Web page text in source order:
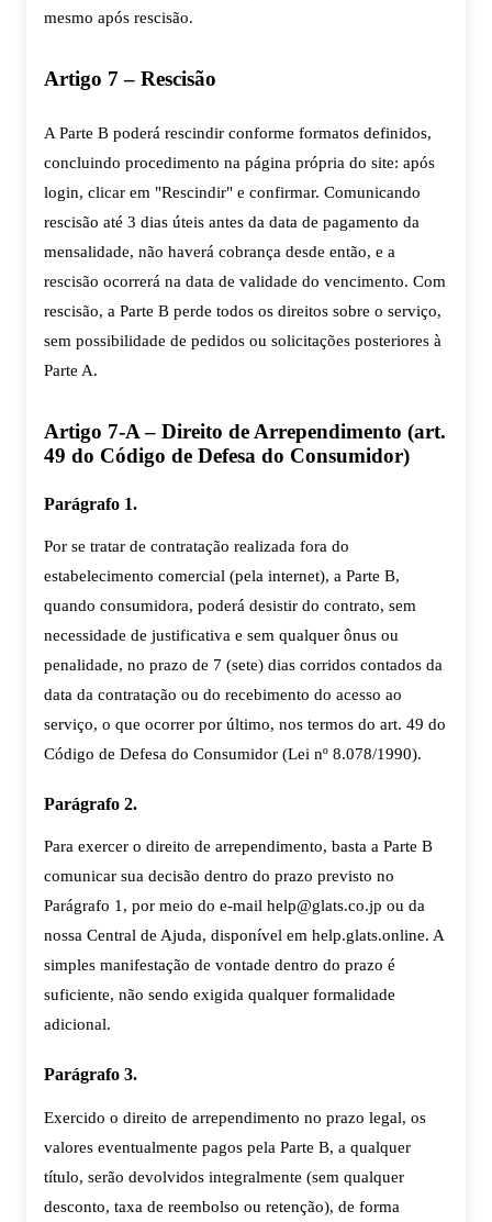
mesmo após rescisão.
Artigo 7 – Rescisão
A Parte B poderá rescindir conforme formatos definidos,
concluindo procedimento na página própria do site: após
login, clicar em "Rescindir" e confirmar. Comunicando
rescisão até 3 dias úteis antes da data de pagamento da
mensalidade, não haverá cobrança desde então, e a
rescisão ocorrerá na data de validade do vencimento. Com
rescisão, a Parte B perde todos os direitos sobre o serviço,
sem possibilidade de pedidos ou solicitações posteriores à
Parte A.
Artigo 7-A – Direito de Arrependimento (art.
49 do Código de Defesa do Consumidor)
Parágrafo 1.
Por se tratar de contratação realizada fora do
estabelecimento comercial (pela internet), a Parte B,
quando consumidora, poderá desistir do contrato, sem
necessidade de justificativa e sem qualquer ônus ou
penalidade, no prazo de 7 (sete) dias corridos contados da
data da contratação ou do recebimento do acesso ao
serviço, o que ocorrer por último, nos termos do art. 49 do
Código de Defesa do Consumidor (Lei nº 8.078/1990).
Parágrafo 2.
Para exercer o direito de arrependimento, basta a Parte B
comunicar sua decisão dentro do prazo previsto no
Parágrafo 1, por meio do e-mail help@glats.co.jp ou da
nossa Central de Ajuda, disponível em help.glats.online. A
simples manifestação de vontade dentro do prazo é
suficiente, não sendo exigida qualquer formalidade
adicional.
Parágrafo 3.
Exercido o direito de arrependimento no prazo legal, os
valores eventualmente pagos pela Parte B, a qualquer
título, serão devolvidos integralmente (sem qualquer
desconto, taxa de reembolso ou retenção), de forma